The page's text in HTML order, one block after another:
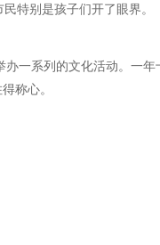
特别是孩子们开了眼界。
一系列的文化活动。一
称心。